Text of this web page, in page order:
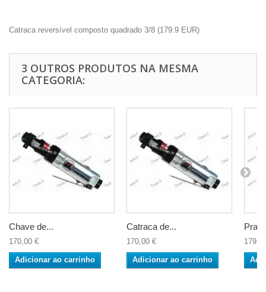
Catraca reversível composto quadrado 3/8 (179.9 EUR)
3 OUTROS PRODUTOS NA MESMA
CATEGORIA:
Chave de...
170,00 €
Adicionar ao carrinho
Catraca de...
170,00 €
Adicionar ao carrinho